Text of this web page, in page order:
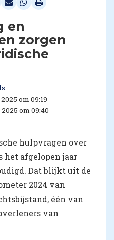
en
zorgen
om 09:19
om 09:40
hulpvragen over
het afgelopen jaar
Dat blijkt uit de
2024 van
één van
van